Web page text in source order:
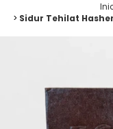
> Sidur Tehilat